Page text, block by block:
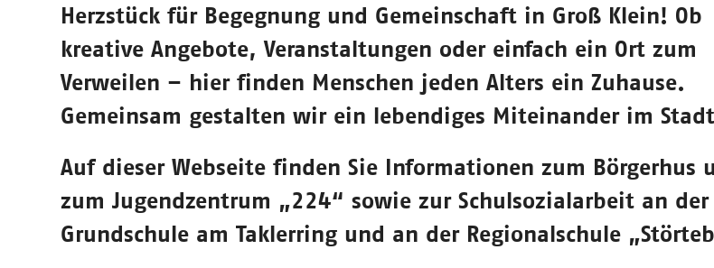
Herzstück für Begegnung und Gemeinschaft in Groß Klein! Ob
kreative Angebote, Veranstaltungen oder einfach ein Ort zum
Verweilen – hier finden Menschen jeden Alters ein Zuhause.
Gemeinsam gestalten wir ein lebendiges Miteinander im
Auf dieser Webseite finden Sie Informationen zum Börgerhus
zum Jugendzentrum „224“ sowie zur Schulsozialarbeit an der
Grundschule am Taklerring und an der Regionalschule